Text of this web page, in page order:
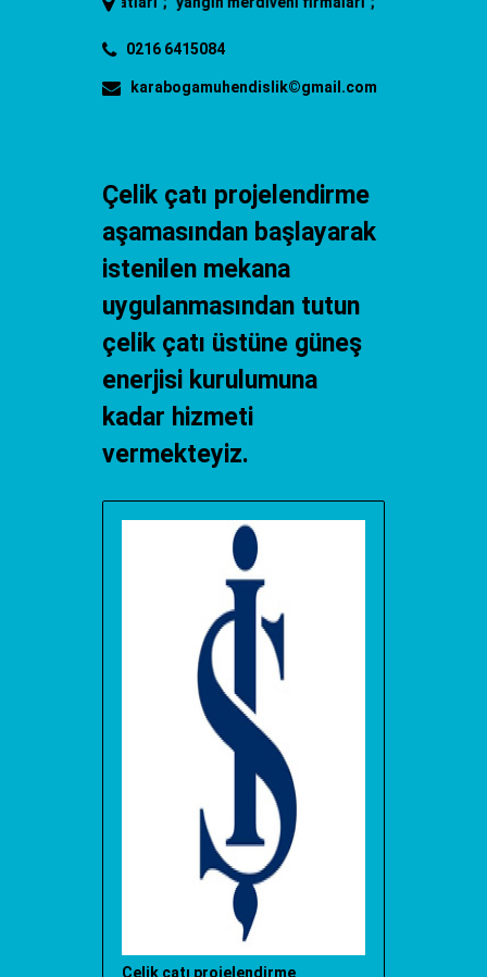
0216 6415084
karabogamuhendislik©gmail.com
Çelik çatı projelendirme
aşamasından başlayarak
istenilen mekana
uygulanmasından tutun
çelik çatı üstüne güneş
enerjisi kurulumuna
kadar hizmeti
vermekteyiz.
Çelik çatı projelendirme